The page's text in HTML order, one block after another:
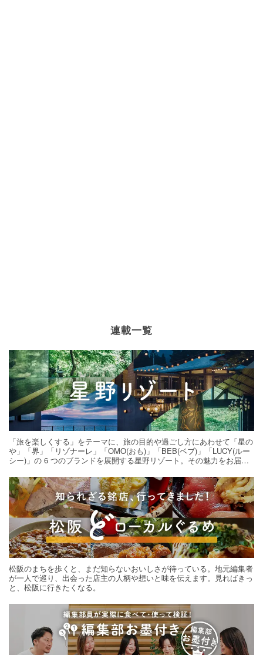
連載一覧
「旅を楽しくする」をテーマに、旅の目的や過ごし方にあわせて「星の
や」「界」「リゾナーレ」「OMO(おも)」「BEB(ベブ)」「LUCY(ルー
シー)」の 6 つのブランドを展開する星野リゾート。その魅力をお届け
松阪のまちを歩くと、まだ知らないおいしさが待っている。地元編集者
が一人で巡り、出会った店主の人柄や想いと味を伝えます。見ればきっ
と、松阪に行きたくなる。